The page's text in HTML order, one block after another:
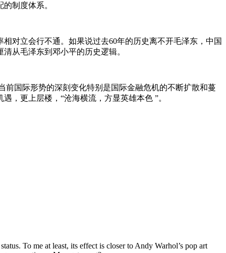
制度体系。
相对立会行不通。如果说过去60年的历史离不开毛泽东，中国
从毛泽东到邓小平的历史逻辑。
国际形势的深刻变化特别是国际金融危机的不断扩散和蔓
，更上层楼，“沧海横流，方显英雄本色 ”。
To me at least, its effect is closer to Andy Warhol’s pop art